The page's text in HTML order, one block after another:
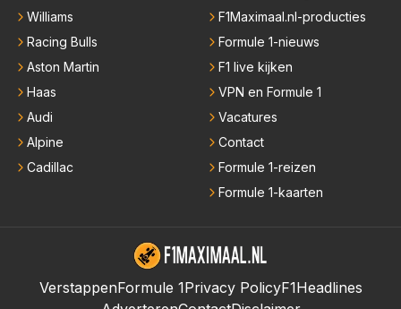
Williams
Racing Bulls
Aston Martin
Haas
Audi
Alpine
Cadillac
F1Maximaal.nl-producties
Formule 1-nieuws
F1 live kijken
VPN en Formule 1
Vacatures
Contact
Formule 1-reizen
Formule 1-kaarten
VerstappenFormule 1Privacy PolicyF1Headlines